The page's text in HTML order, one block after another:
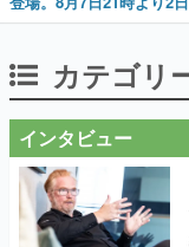
カテゴリ
インタビュー